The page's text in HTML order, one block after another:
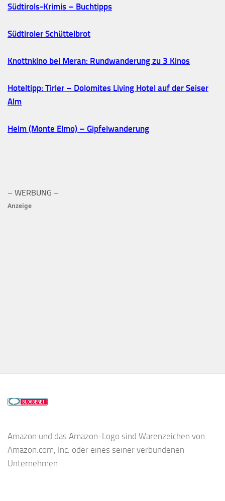
Südtirols-Krimis – Buchtipps
Südtiroler Schüttelbrot
Knottnkino bei Meran: Rundwanderung zu 3 Kinos
Hoteltipp: Tirler – Dolomites Living Hotel auf der Seiser
Alm
Helm (Monte Elmo) – Gipfelwanderung
– WERBUNG –
Anzeige
Amazon und das Amazon-Logo sind Warenzeichen von
Amazon.com, Inc. oder eines seiner verbundenen
Unternehmen